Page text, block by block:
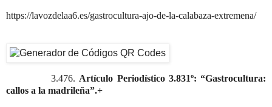
https://lavozdelaa6.es/gastrocultura-ajo-de-la-calabaza-extremena/
3.476. Artículo Periodístico 3.831º: “Gastrocultura:
callos a la madrileña”.+